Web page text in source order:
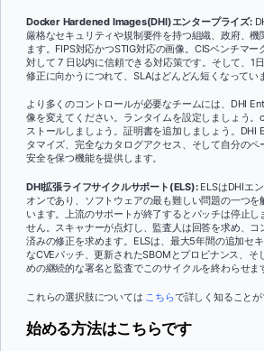
Docker Hardened Images(DHI)エンタープライズ:
厳格なセキュリティや規制要件を持つ組織、政府、機
ます。FIPS対応かつSTIG対応の画像。CISベンチマー
対して 7 日以内に信頼できる対応策です。そして、1
修正に向かうにつれて、SLAはどんどん短くなってい
より多くのコントロールが必要なチームには、DHI
像を変えてください。ランタイムを設定しましょう
ストールしましょう。証明書を追加しましょう。DHI
タマイズ、完全なカタログアクセス、そして自分の
安全を保つ機能を提供します。
DHI拡張ライフサイクルサポート(ELS):ELSはDHIエ
オンであり、ソフトウェアの最も難しい問題の一つ
います。上流のサポートが終了するとパッチは停止し
せん。スキャナーが点灯し、監査人は回答を求め、
済みの修正を求めます。ELSは、最大5年間の追加セ
なCVEパッチ、更新されたSBOMとプロビナンス、そ
めの継続的な署名と監査でこのサイクルを終わらせま
これらの選択肢については こちらで詳しく知ることが
始める方法はこちらです